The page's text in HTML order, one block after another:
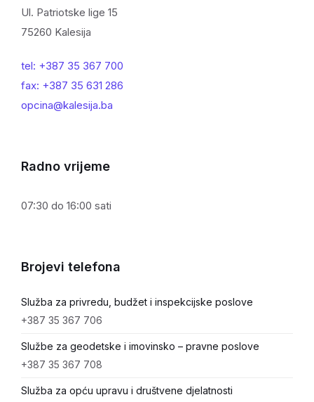
Ul. Patriotske lige 15
75260 Kalesija
tel: +387 35 367 700
fax: +387 35 631 286
opcina@kalesija.ba
Radno vrijeme
07:30 do 16:00 sati
Brojevi telefona
Služba za privredu, budžet i inspekcijske poslove
+387 35 367 706
Službe za geodetske i imovinsko – pravne poslove
+387 35 367 708
Služba za opću upravu i društvene djelatnosti